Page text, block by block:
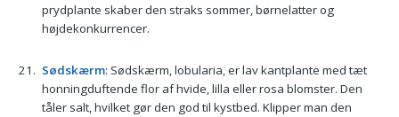
prydplante skaber den straks sommer, børnelatter og
højdekonkurrencer.
Sødskærm: Sødskærm, lobularia, er lav kantplante med tæt
honningduftende flor af hvide, lilla eller rosa blomster. Den
tåler salt, hvilket gør den god til kystbed. Klipper man den